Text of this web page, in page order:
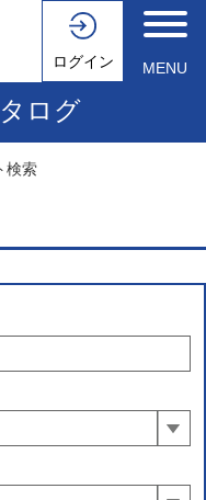
ログイン MENU
ログ
検索